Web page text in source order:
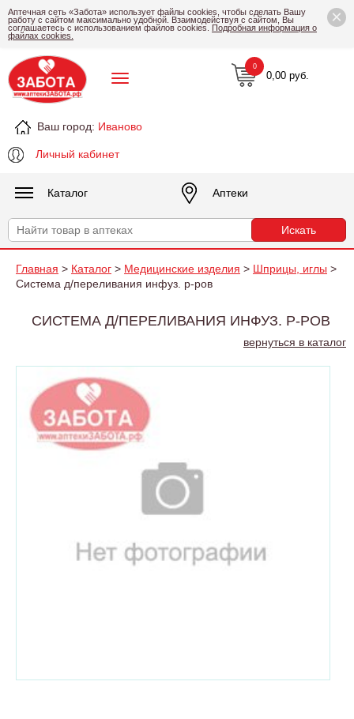
×
Аптечная сеть «Забота» использует файлы cookies, чтобы сделать Вашу
работу с сайтом максимально удобной. Взаимодействуя с сайтом, Вы
соглашаетесь с использованием файлов cookies. Подробная информация о
файлах cookies.
Ваш город: Иваново
Личный кабинет
0,00 руб.
0
Каталог Аптеки
Главная > Каталог > Медицинские изделия > Шприцы, иглы >
Система д/переливания инфуз. р-ров
СИСТЕМА Д/ПЕРЕЛИВАНИЯ ИНФУЗ. Р-РОВ
вернуться в каталог